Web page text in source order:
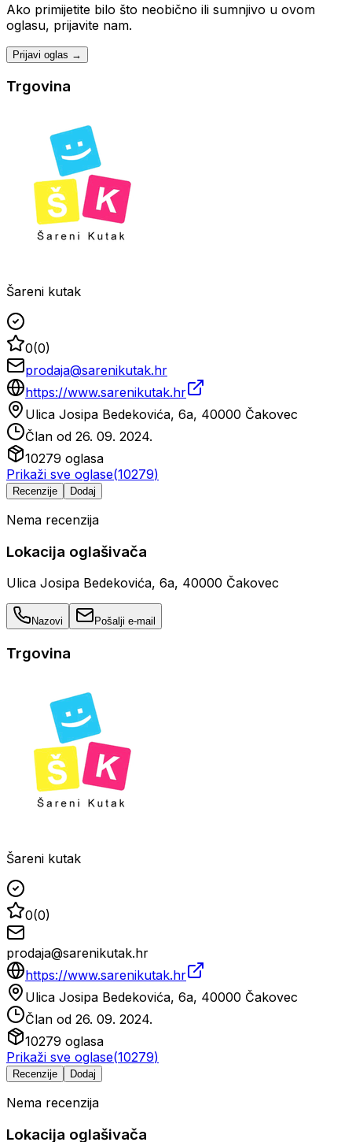
Ako primijetite bilo što neobično ili sumnjivo u ovom
oglasu, prijavite nam.
Prijavi oglas →
Trgovina
Šareni kutak
0(0)
prodaja@sarenikutak.hr
https://www.sarenikutak.hr
Ulica Josipa Bedekovića, 6a, 40000 Čakovec
Član od 26. 09. 2024.
10279 oglasa
Prikaži sve oglase(10279)
Recenzije Dodaj
Nema recenzija
Lokacija oglašivača
Ulica Josipa Bedekovića, 6a, 40000 Čakovec
Nazovi Pošalji e-mail
Trgovina
Šareni kutak
0(0)
prodaja@sarenikutak.hr
https://www.sarenikutak.hr
Ulica Josipa Bedekovića, 6a, 40000 Čakovec
Član od 26. 09. 2024.
10279 oglasa
Prikaži sve oglase(10279)
Recenzije Dodaj
Nema recenzija
Lokacija oglašivača